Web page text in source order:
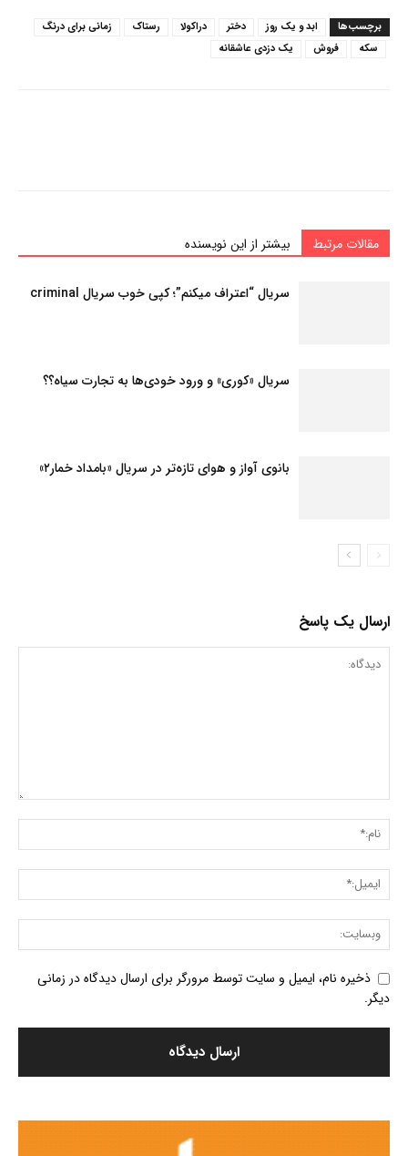
برچسب‌ها ابد و یک روز دختر دراکولا رستاک
زمانی برای درنگ
سکه
فروش یک دزدی عاشقانه
مقالات مرتبط بیشتر از این نویسنده
سریال “اعتراف میکنم”؛ کپی خوب سریال criminal
سریال «کوری» و ورود خودی‌ها به تجارت سیاه؟؟
بانوی آواز و هوای تازه‌تر در سریال «بامداد خمار۲»
ارسال یک پاسخ
ذخیره نام، ایمیل و سایت توسط مرورگر برای ارسال دیدگاه در زمانی
دیگر.